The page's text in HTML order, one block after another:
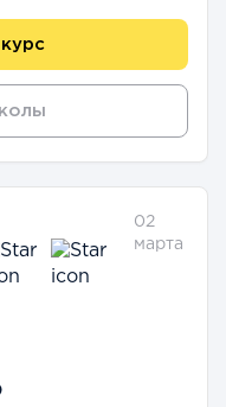
02
марта